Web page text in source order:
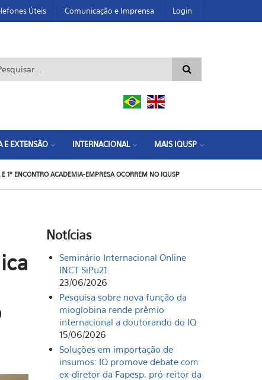
Úteis Comunicação e Imprensa Login
de busca
E EXTENSÃO INTERNACIONAL MAIS IQUSP
1º ENCONTRO ACADEMIA-EMPRESA OCORREM NO IQUSP
Notícias
Seminário Internacional Online
INCT SiPu21
23/06/2026
Pesquisa sobre nova função da
mioglobina rende prêmio
internacional a doutorando do IQ
15/06/2026
Soluções em importação de
insumos: IQ promove debate com
ex-diretor da Fapesp, pró-reitor da